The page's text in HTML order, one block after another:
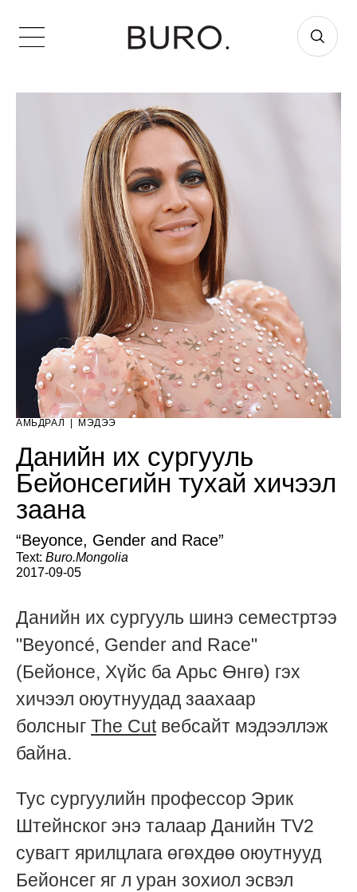
АМЬДРАЛ МЭДЭЭ
Данийн их сургууль
Бейонсегийн тухай хичээл
заана
“Beyonce, Gender and Race”
Text: Buro.Mongolia
2017-09-05
Данийн их сургууль шинэ семестртээ
"Beyoncé, Gender and Race"
(Бейонсе, Хүйс ба Арьс Өнгө) гэх
хичээл оюутнуудад заахаар
болсныг The Cutвебсайт мэдээллэж
байна.
Тус сургуулийн профессор Эрик
Штейнског энэ талаар Данийн TV2
сувагт ярилцлага өгөхдөө оюутнууд
Бейонсег яг л уран зохиол эсвэл